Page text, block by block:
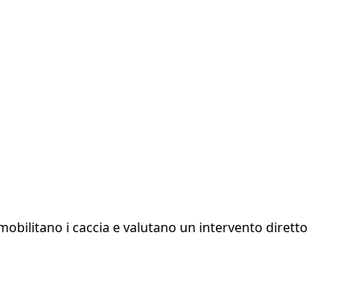
i caccia e valutano un intervento diretto